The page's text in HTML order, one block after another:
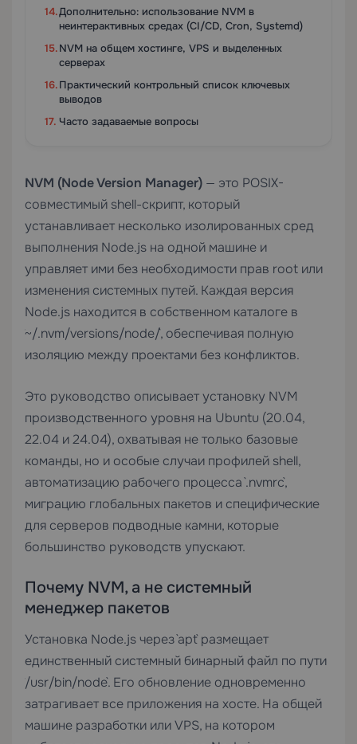
Дополнительно: использование NVM в
неинтерактивных средах (CI/CD, Cron, Systemd)
NVM на общем хостинге, VPS и выделенных
серверах
Практический контрольный список ключевых
выводов
Часто задаваемые вопросы
NVM (Node Version Manager) — это POSIX-
совместимый shell-скрипт, который
устанавливает несколько изолированных сред
выполнения Node.js на одной машине и
управляет ими без необходимости прав root или
изменения системных путей. Каждая версия
Node.js находится в собственном каталоге в
`~/.nvm/versions/node/`, обеспечивая полную
изоляцию между проектами без конфликтов.
Это руководство описывает установку NVM
производственного уровня на Ubuntu (20.04,
22.04 и 24.04), охватывая не только базовые
команды, но и особые случаи профилей shell,
автоматизацию рабочего процесса `.nvmrc`,
миграцию глобальных пакетов и специфические
для серверов подводные камни, которые
большинство руководств упускают.
Почему NVM, а не системный
менеджер пакетов
Установка Node.js через `apt` размещает
единственный системный бинарный файл по пути
`/usr/bin/node`. Его обновление одновременно
затрагивает все приложения на хосте. На общей
машине разработки илиVPS, на котором